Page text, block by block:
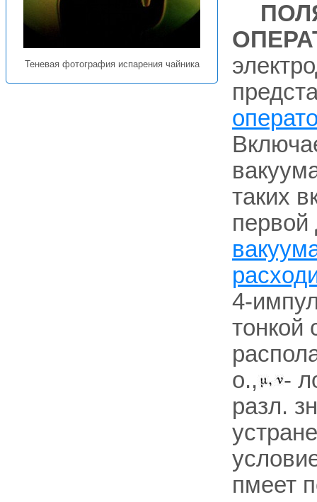
Теневая фотография испарения чайника
таких
первой
4-
тонкой
о.,
-
разл.
пмеет